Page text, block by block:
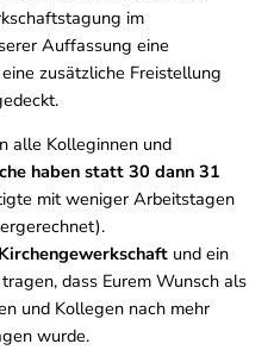
im
Auffassung eine
zusätzliche Freistellung
alle Kolleginnen und
haben statt 30 dann 31
mit weniger Arbeitstagen
Kirchengewerkschaftund ein
dass Eurem Wunsch als
und Kollegen nach mehr
wurde.